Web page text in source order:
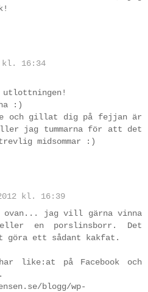
kl. 16:34
utlottningen!
:)
och gillat dig på fejjan är
jag tummarna för att det
midsommar :)
kl. 16:39
ovan... jag vill gärna vinna
en porslinsborr. Det
göra ett sådant kakfat.
like:at på Facebook och
blogg/wp-